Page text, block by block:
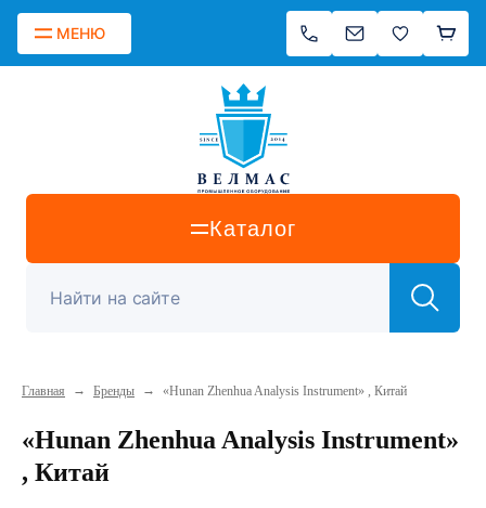
МЕНЮ
Каталог
Главная → Бренды → «Hunan Zhenhua Analysis Instrument» , Китай
«Hunan Zhenhua Analysis Instrument»
, Китай